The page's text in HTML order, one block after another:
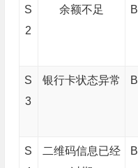
S
2
余额不足 B
S
3
银行卡状态异常 B
S
二维码信息已经
B